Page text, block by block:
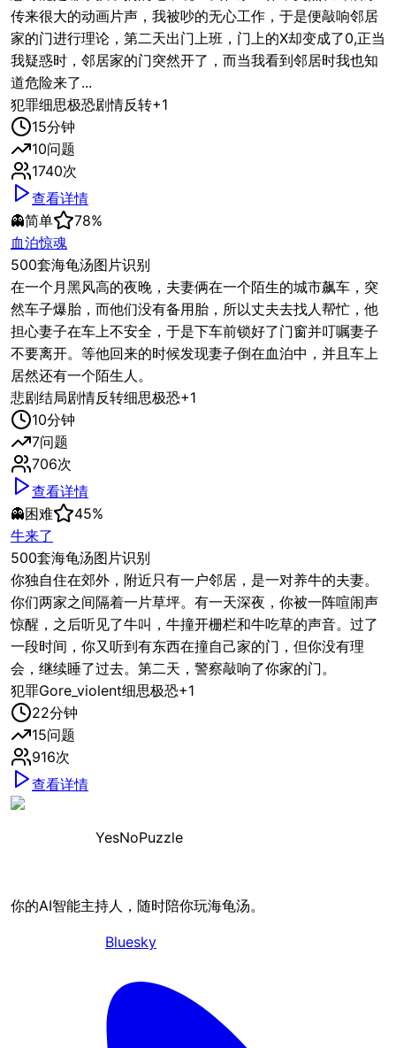
传来很大的动画片声，我被吵的无心工作，于是便敲响邻居
家的门进行理论，第二天出门上班，门上的X却变成了0,正当
我疑惑时，邻居家的门突然开了，而当我看到邻居时我也知
道危险来了...
犯罪细思极恐剧情反转+1
15分钟
10问题
1740次
查看详情
👻简单 78%
血泊惊魂
500套海龟汤图片识别
在一个月黑风高的夜晚，夫妻俩在一个陌生的城市飙车，突
然车子爆胎，而他们没有备用胎，所以丈夫去找人帮忙，他
担心妻子在车上不安全，于是下车前锁好了门窗并叮嘱妻子
不要离开。等他回来的时候发现妻子倒在血泊中，并且车上
居然还有一个陌生人。
悲剧结局剧情反转细思极恐+1
10分钟
7问题
706次
查看详情
👻困难 45%
牛来了
500套海龟汤图片识别
你独自住在郊外，附近只有一户邻居，是一对养牛的夫妻。
你们两家之间隔着一片草坪。有一天深夜，你被一阵喧闹声
惊醒，之后听见了牛叫，牛撞开栅栏和牛吃草的声音。过了
一段时间，你又听到有东西在撞自己家的门，但你没有理
会，继续睡了过去。第二天，警察敲响了你家的门。
犯罪Gore_violent细思极恐+1
22分钟
15问题
916次
查看详情
YesNoPuzzle
你的AI智能主持人，随时陪你玩海龟汤。
Bluesky